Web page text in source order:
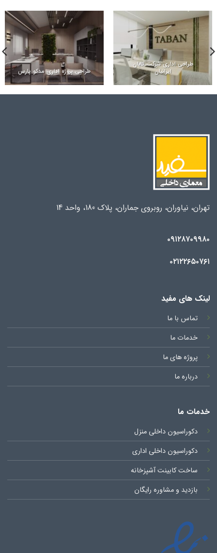
طراحی اداری شرکت تابان
ایرانیان
طراحی پروژه اداری مدکو پارس
تهران، نیاوران، روبروی جماران، پلاک 180، واحد 14
۰۹۱۲۸۷۰۹۹۸۰
۰۲۱۲۲۶۵۰۷۶۱
لینک های مفید
تماس با ما
خدمات ما
پروژه های ما
درباره ما
خدمات ما
دکوراسیون داخلی منزل
دکوراسیون داخلی اداری
ساخت کابینت آشپزخانه
بازدید و مشاوره رایگان